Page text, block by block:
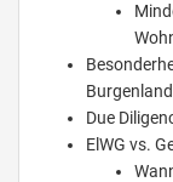
Due
ElWG vs.